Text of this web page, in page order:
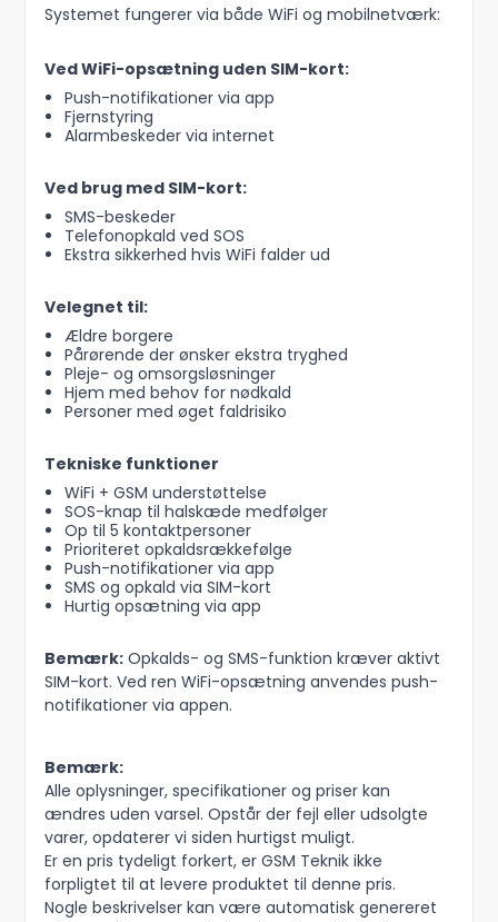
Systemet fungerer via både WiFi og mobilnetværk:
Ved WiFi-opsætning uden SIM-kort:
Push-notifikationer via app
Fjernstyring
Alarmbeskeder via internet
Ved brug med SIM-kort:
SMS-beskeder
Telefonopkald ved SOS
Ekstra sikkerhed hvis WiFi falder ud
Velegnet til:
Ældre borgere
Pårørende der ønsker ekstra tryghed
Pleje- og omsorgsløsninger
Hjem med behov for nødkald
Personer med øget faldrisiko
Tekniske funktioner
WiFi + GSM understøttelse
SOS-knap til halskæde medfølger
Op til 5 kontaktpersoner
Prioriteret opkaldsrækkefølge
Push-notifikationer via app
SMS og opkald via SIM-kort
Hurtig opsætning via app
Bemærk: Opkalds- og SMS-funktion kræver aktivt
SIM-kort. Ved ren WiFi-opsætning anvendes push-
notifikationer via appen.
Bemærk:
Alle oplysninger, specifikationer og priser kan
ændres uden varsel. Opstår der fejl eller udsolgte
varer, opdaterer vi siden hurtigst muligt.
Er en pris tydeligt forkert, er GSM Teknik ikke
forpligtet til at levere produktet til denne pris.
Nogle beskrivelser kan være automatisk genereret